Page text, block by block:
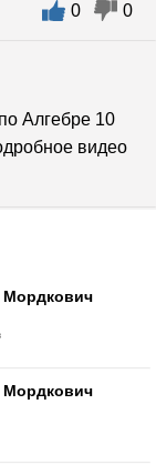
0 0
Алгебре 10
видео
Мордкович
Мордкович